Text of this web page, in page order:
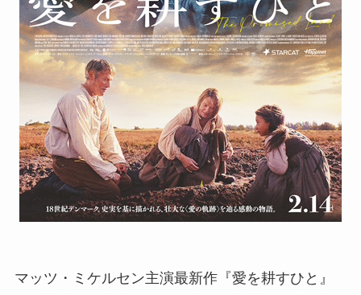
マッツ・ミケルセン主演最新作『愛を耕すひと』